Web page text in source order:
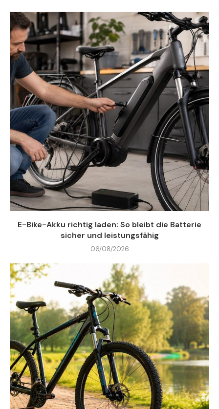
E-Bike-Akku richtig laden: So bleibt die Batterie
sicher und leistungsfähig
06/08/2026